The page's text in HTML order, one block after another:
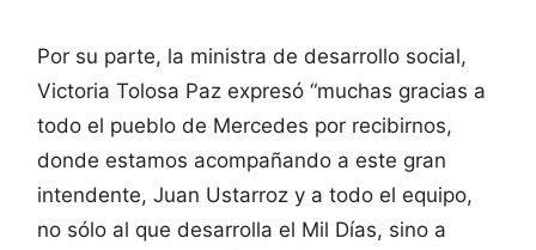
Por su parte, la ministra de desarrollo social,
Victoria Tolosa Paz expresó “muchas gracias a
todo el pueblo de Mercedes por recibirnos,
donde estamos acompañando a este gran
intendente, Juan Ustarroz y a todo el equipo,
no sólo al que desarrolla el Mil Días, sino a